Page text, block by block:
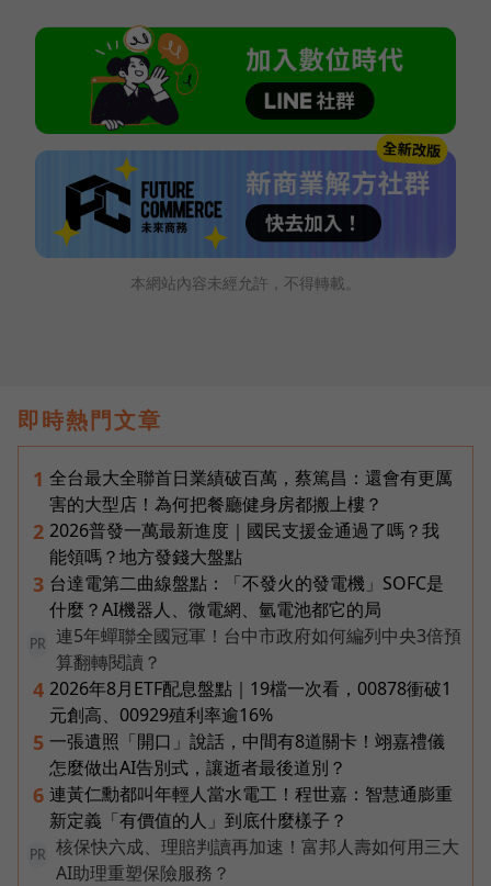
本網站內容未經允許，不得轉載。
即時熱門文章
1 全台最大全聯首日業績破百萬，蔡篤昌：還會有更厲
害的大型店！為何把餐廳健身房都搬上樓？
2 2026普發一萬最新進度｜國民支援金通過了嗎？我
能領嗎？地方發錢大盤點
3 台達電第二曲線盤點：「不發火的發電機」SOFC是
什麼？AI機器人、微電網、氫電池都它的局
PR
連5年蟬聯全國冠軍！台中市政府如何編列中央3倍預
算翻轉閱讀？
4 2026年8月ETF配息盤點｜19檔一次看，00878衝破1
元創高、00929殖利率逾16%
5 一張遺照「開口」說話，中間有8道關卡！翊嘉禮儀
怎麼做出AI告別式，讓逝者最後道別？
6 連黃仁勳都叫年輕人當水電工！程世嘉：智慧通膨重
新定義「有價值的人」到底什麼樣子？
PR
核保快六成、理賠判讀再加速！富邦人壽如何用三大
AI助理重塑保險服務？